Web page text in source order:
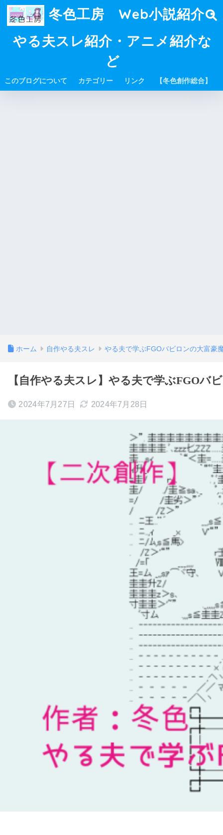
冬色工房 Web小説紹介・
やる夫スレ紹介・アニメ紹介な
ど
このブログについて カテゴリー リンク 【冬色創作総合】
ホーム 自作やる夫スレ やる夫で学ぶFGOバビロンの大富豪
【自作やる夫スレ】やる夫で学ぶFGOバ
2024年7月27日 2024年7月28日